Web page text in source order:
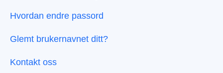
Hvordan endre passord
Glemt brukernavnet ditt?
Kontakt oss